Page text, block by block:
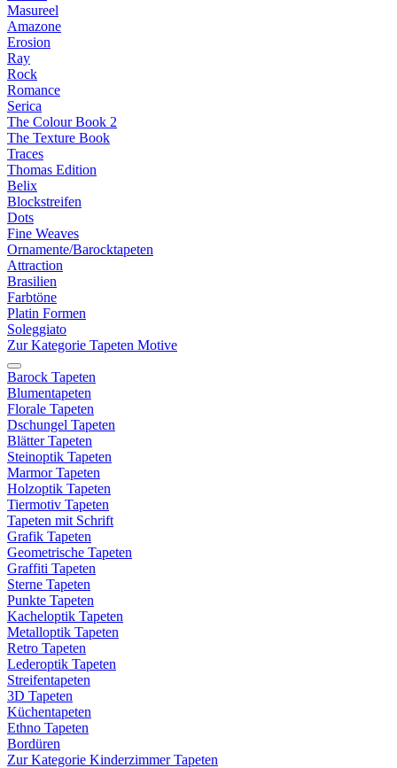
Masureel
Amazone
Erosion
Ray
Rock
Romance
Serica
The Colour Book 2
The Texture Book
Traces
Thomas Edition
Belix
Blockstreifen
Dots
Fine Weaves
Ornamente/Barocktapeten
Attraction
Brasilien
Farbtöne
Platin Formen
Soleggiato
Zur Kategorie Tapeten Motive
Barock Tapeten
Blumentapeten
Florale Tapeten
Dschungel Tapeten
Blätter Tapeten
Steinoptik Tapeten
Marmor Tapeten
Holzoptik Tapeten
Tiermotiv Tapeten
Tapeten mit Schrift
Grafik Tapeten
Geometrische Tapeten
Graffiti Tapeten
Sterne Tapeten
Punkte Tapeten
Kacheloptik Tapeten
Metalloptik Tapeten
Retro Tapeten
Lederoptik Tapeten
Streifentapeten
3D Tapeten
Küchentapeten
Ethno Tapeten
Bordüren
Zur Kategorie Kinderzimmer Tapeten